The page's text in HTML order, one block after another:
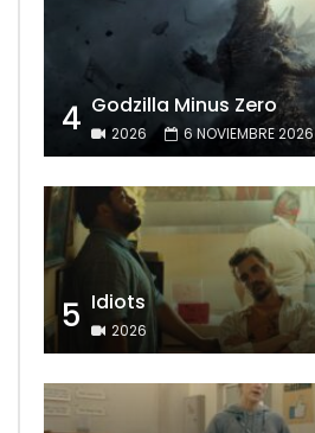
4 Godzilla Minus Zero
2026 6 NOVIEMBRE 2026
5 Idiots
2026